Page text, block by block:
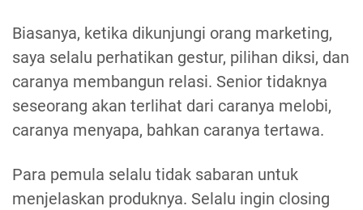
Biasanya, ketika dikunjungi orang marketing,
saya selalu perhatikan gestur, pilihan diksi, dan
caranya membangun relasi. Senior tidaknya
seseorang akan terlihat dari caranya melobi,
caranya menyapa, bahkan caranya tertawa.
Para pemula selalu tidak sabaran untuk
menjelaskan produknya. Selalu ingin closing